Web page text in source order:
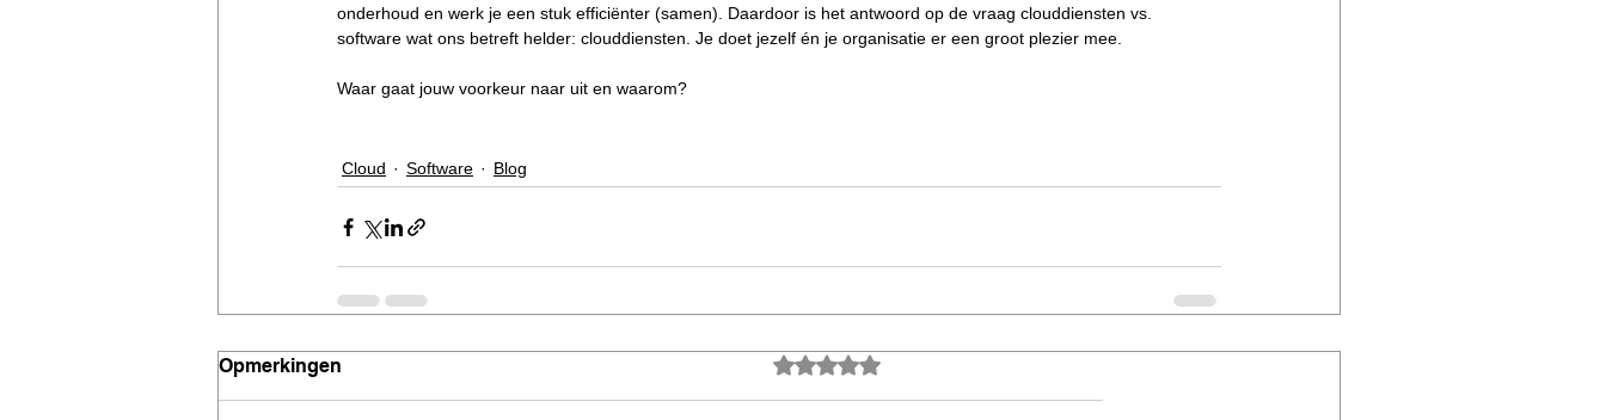
onderhoud en werk je een stuk efficiënter (samen). Daardoor is het antwoord op de vraag clouddiensten vs.
software wat ons betreft helder: clouddiensten. Je doet jezelf én je organisatie er een groot plezier mee.
Waar gaat jouw voorkeur naar uit en waarom?
Cloud Software Blog
Opmerkingen Beoordeeld met 0 uit 5 sterren.